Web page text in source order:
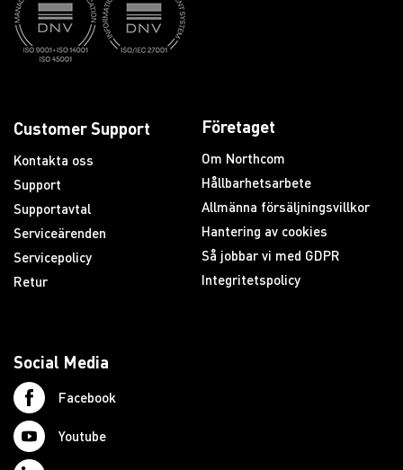
Customer Support
Kontakta oss
Support
Supportavtal
Serviceärenden
Servicepolicy
Retur
Företaget
Om Northcom
Hållbarhetsarbete
Allmänna försäljningsvillkor
Hantering av cookies
Så jobbar vi med GDPR
Integritetspolicy
Social Media
Facebook
Youtube